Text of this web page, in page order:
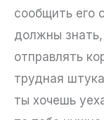
сообщить его
должны знать,
отправлять
трудная
ты хочешь